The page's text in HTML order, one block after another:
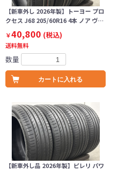
【新車外し 2026年製】トーヨー プロ
クセス J68 205/60R16 4本 ノア ヴ…
￥40,800 (税込)
送料無料
数量
カートに入れる
【新車外し品 2026年製】ピレリ パワ